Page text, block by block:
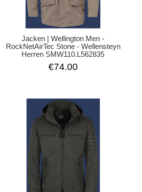
Jacken | Wellington Men -
RockNetAirTec Stone - Wellensteyn
Herren SMW110.L562835
€74.00